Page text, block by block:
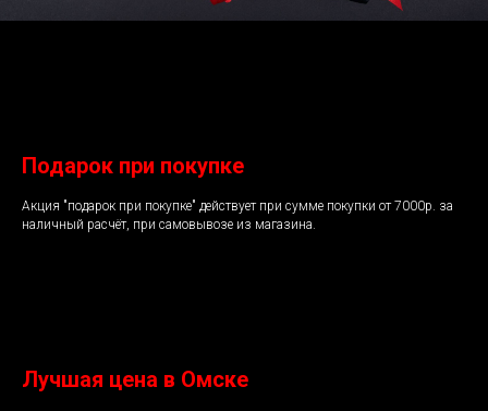
Подарок при покупке
Акция "подарок при покупке" действует при сумме покупки от 7000р. за
наличный расчёт, при самовывозе из магазина.
Лучшая цена в Омске